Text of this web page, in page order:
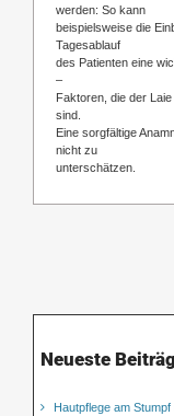
werden: So kann
beispielsweise die
Tagesablauf
des Patienten eine
–
Faktoren, die der
sind.
Eine sorgfältige
nicht zu
unterschätzen.
Neueste
Hautpflege am